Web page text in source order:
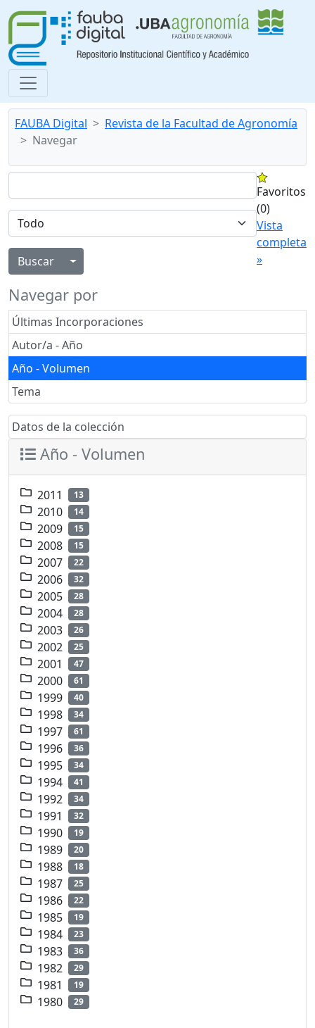
FAUBA Digital
Revista de la Facultad de Agronomía
Navegar
Alternar menú desplegable
Favoritos
(0)
Vista
completa
»
Navegar por
Últimas Incorporaciones
Autor/a - Año
Año - Volumen
Tema
Datos de la colección
Año - Volumen
2011 13
2010 14
2009 15
2008 15
2007 22
2006 32
2005 28
2004 28
2003 26
2002 25
2001 47
2000 61
1999 40
1998 34
1997 61
1996 36
1995 34
1994 41
1992 34
1991 32
1990 19
1989 20
1988 18
1987 25
1986 22
1985 19
1984 23
1983 36
1982 29
1981 19
1980 29